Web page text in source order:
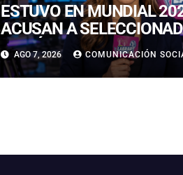
ESTUVO EN MUNDIAL
ACUSAN A
INGLÉS IVAN TONEY DE
AGRESIÓN EN LONDRES
AGO 7, 2026 COMUNICACIÓN